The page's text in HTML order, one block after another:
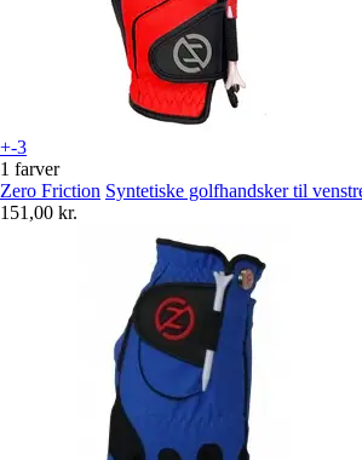
+-3
1 farver
Zero Friction Syntetiske golfhandsker til
151,00 kr.